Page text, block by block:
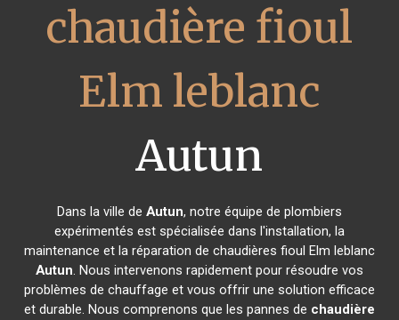
chaudière fioul
Elm leblanc
Autun
Dans la ville de Autun, notre équipe de plombiers
expérimentés est spécialisée dans l'installation, la
maintenance et la réparation de chaudières fioul Elm leblanc
Autun. Nous intervenons rapidement pour résoudre vos
problèmes de chauffage et vous offrir une solution efficace
et durable. Nous comprenons que les pannes de chaudière